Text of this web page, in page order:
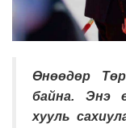
Өнөөдөр
байна. Энэ
хууль